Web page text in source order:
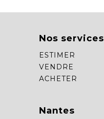
Nos services
ESTIMER
VENDRE
ACHETER
Nantes